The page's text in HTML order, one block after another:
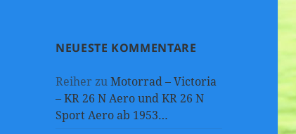
NEUESTE KOMMENTARE
Reiher zuMotorrad – Victoria
– KR 26 N Aero und KR 26 N
Sport Aero ab 1953…